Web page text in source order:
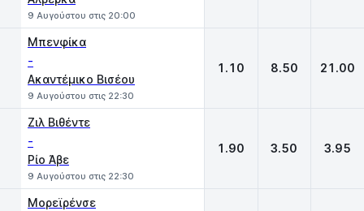
9 Αυγούστου στις 20:00
Μπενφίκα
-
Ακαντέμικο Βισέου
9 Αυγούστου στις 22:30
1.10 8.50 21.00
Ζιλ Βιθέντε
-
Ρίο Άβε
9 Αυγούστου στις 22:30
1.90 3.50 3.95
Μορεϊρένσε